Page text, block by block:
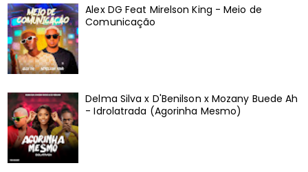
Alex DG Feat Mirelson King - Meio de
Comunicação
Delma Silva x D'Benilson x Mozany Buede Ah
- Idrolatrada (Agorinha Mesmo)